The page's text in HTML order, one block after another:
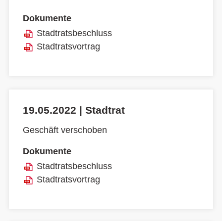
Dokumente
Stadtratsbeschluss
Stadtratsvortrag
19.05.2022 | Stadtrat
Geschäft verschoben
Dokumente
Stadtratsbeschluss
Stadtratsvortrag